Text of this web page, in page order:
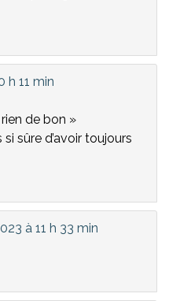
h 11 min
de bon »
sûre d’avoir toujours
à 11 h 33 min